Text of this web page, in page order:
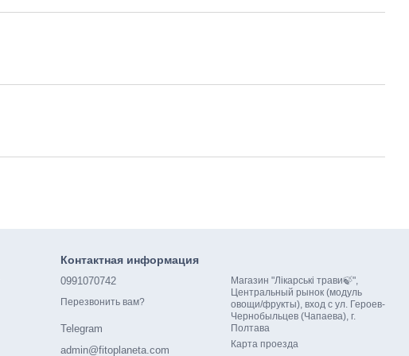
Контактная информация
0991070742
Перезвонить вам?
Telegram
admin@fitoplaneta.com
Магазин "Лікарські трави🍃",
Центральный рынок (модуль
овощи/фрукты), вход с ул. Героев-
Чернобыльцев (Чапаева), г.
Полтава
Карта проезда